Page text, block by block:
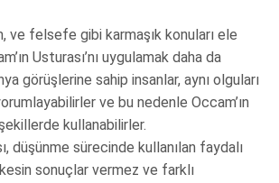
ve felsefe gibi karmaşık konuları ele
Usturası’nı uygulamak daha da
görüşlerine sahip insanlar, aynı olguları
ve bu nedenle Occam’ın
şekillerde kullanabilirler.
düşünme sürecinde kullanılan faydalı
sonuçlar vermez ve farklı